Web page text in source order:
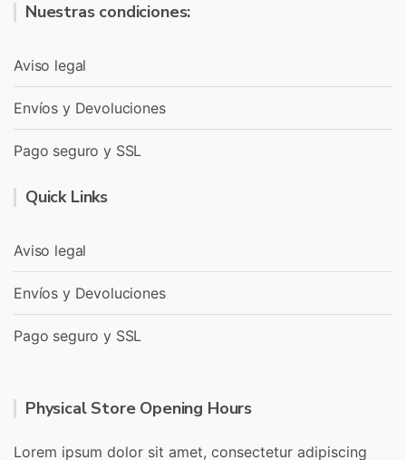
Nuestras condiciones:
Aviso legal
Envíos y Devoluciones
Pago seguro y SSL
Quick Links
Aviso legal
Envíos y Devoluciones
Pago seguro y SSL
Physical Store Opening Hours
Lorem ipsum dolor sit amet, consectetur adipiscing